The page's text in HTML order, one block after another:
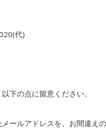
代)
下の点に留意ください。
ールアドレスを、お間違え